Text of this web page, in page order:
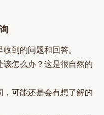
到的问题和回答。
怎么办？这是很自然的
可能还是会有想了解的